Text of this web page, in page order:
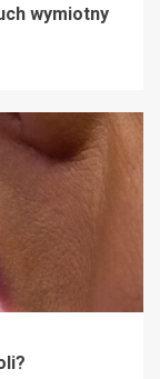
wymiotny